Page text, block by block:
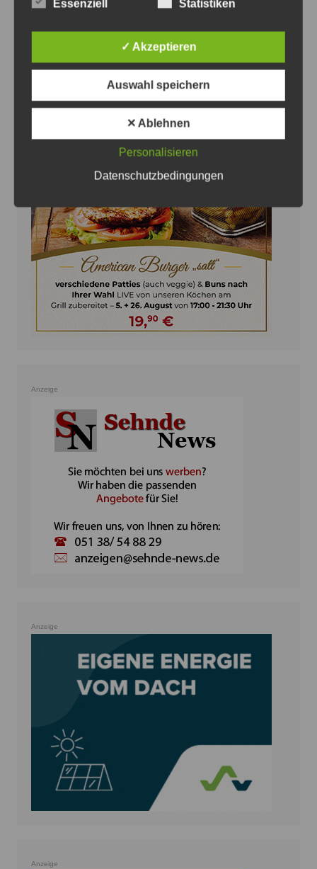
Auswärtstrikot in der Lüneburger Heide
Anzeige
Anzeige
Anzeige
Essenziell Statistiken
✓ Akzeptieren
Auswahl speichern
✕ Ablehnen
Personalisieren
Datenschutzbedingungen